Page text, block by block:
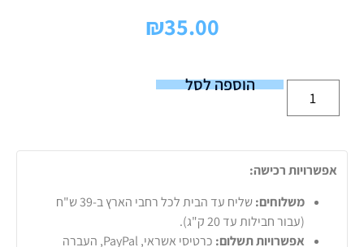
₪35.00
הוספה לסל
אפשרויות רכישה:
משלוחים:
שליח עד הבית לכל רחבי הארץ ב-39 ש"ח
(עבור חבילות עד 20 ק"ג).
אפשרויות תשלום:
כרטיסי אשראי, PayPal, העברה